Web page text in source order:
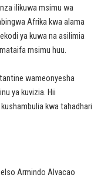
ilikuwa msimu wa
Afrika kwa alama
ya kuwa na asilimia
msimu huu.
wameonyesha
ya kuvizia. Hii
kwa tahadhari
Armindo Alvacao